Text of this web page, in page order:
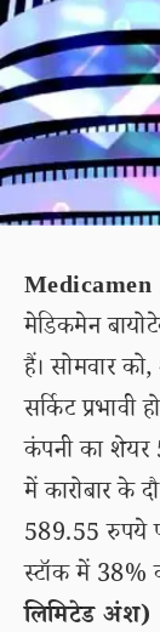
मेडिकमेन
हैं। सोमवार
सर्किट
कंपनी का
में कारोबार के
589.55 रुपये
स्टॉक में 38%
लिमिटेड अंश)